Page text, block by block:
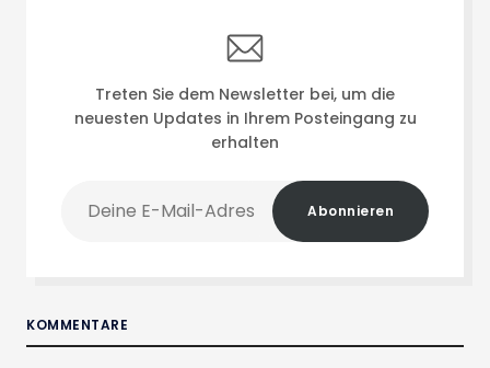
Treten Sie dem Newsletter bei, um die
neuesten Updates in Ihrem Posteingang zu
erhalten
Abonnieren
KOMMENTARE